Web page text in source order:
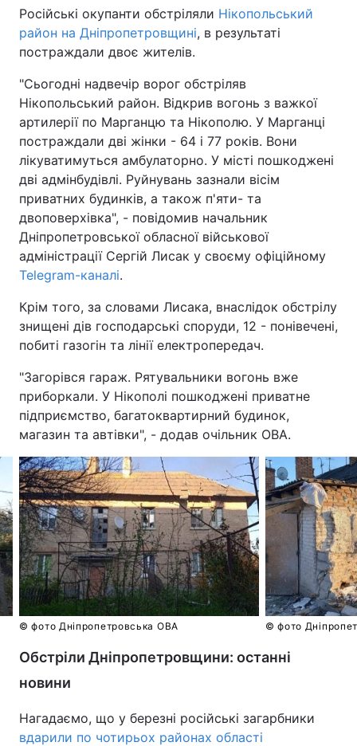
Російські окупанти обстріляли Нікопольський
район на Дніпропетровщині, в результаті
постраждали двоє жителів.
"Сьогодні надвечiр ворог обстріляв
Нікопольський район. Відкрив вогонь з важкої
артилерії по Марганцю та Нікополю. У Марганці
постраждали дві жінки - 64 і 77 років. Вони
лікуватимуться амбулаторно. У місті пошкоджені
дві адмінбудівлі. Руйнувань зазнали вісім
приватних будинків, а також п'яти- та
двоповерхівка", - повідомив начальник
Дніпропетровської обласної військової
адміністрації Сергій Лисак у своєму офіційному
Telegram-каналі.
Крім того, за словами Лисака, внаслідок обстрілу
знищені дів господарські споруди, 12 - понівечені,
побиті газогін та лінії електропередач.
"Загорівся гараж. Рятувальники вогонь вже
приборкали. У Нікополі пошкоджені приватне
підприємство, багатоквартирний будинок,
магазин та автівки", - додав очільник ОВА.
© фото Дніпропетровська ОВА © фото
Обстріли Дніпропетровщини: останні
новини
Нагадаємо, що у березні російські загарбники
вдарили по чотирьох районах області